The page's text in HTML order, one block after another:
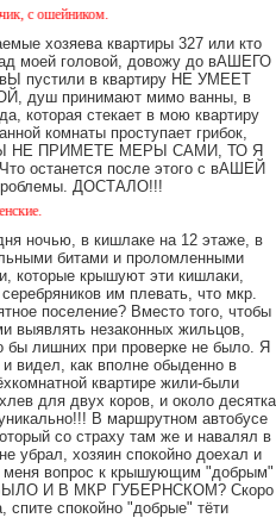
ошейником.
хозяева квартиры 327 или кто
моей головой, довожу до вАШЕГО
пустили в квартиру НЕ УМЕЕТ
душ принимают мимо ванны, в
которая стекает в мою квартиру
комнаты проступает грибок,
вЫ НЕ ПРИМЕТЕ МЕРЫ САМИ, ТО Я
после этого с вАШЕЙ
ДОСТАЛО!!!
ночью, в кишлаке на 12 этаже, в
битами и проломленными
которые крышуют эти кишлаки,
им плевать, что мкр.
поселение? Вместо того, чтобы
выявлять незаконных жильцов,
бы лишних при проверке не было. Я
видел, как вполне обыденно в
квартире жили-были
для двух коров, и около десятка
В маршрутном автобусе
со страху там же и навалял в
убрал, хозяин спокойно доехал и
меня вопрос к крышующим "добрым"
И В МКР ГУБЕРНСКОМ? Скоро
спокойно "добрые" тёти